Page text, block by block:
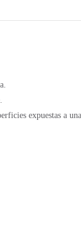
expuestas a